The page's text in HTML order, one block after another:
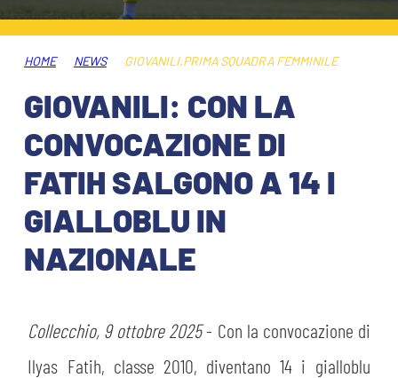
ABBONAMENTI
INFO BIGLIETTI
MUSEUM CLUB EXPERIENCE
TARDINI CARD
INFORMAZIONI ACCREDITI
TRASFERTE
TICKET GIFT CARD
SHOP
HOSPITALITY
HOSPITALITY
MUSEUM CLUB EXPERIENCE
ESPORTS
IL CLUB
ORGANIGRAMMA
MUTTI TRAINING CENTER
FLASH NEWS
STADIO TARDINI
HOME NEWS GIOVANILI,PRIMA SQUADRA FEMMINILE
GIOVANILI: CON LA
CONVOCAZIONE DI
FATIH SALGONO A 14 I
GIALLOBLU IN
NAZIONALE
Collecchio, 9 ottobre 2025- Con la convocazione di
Ilyas Fatih, classe 2010, diventano 14 i gialloblu